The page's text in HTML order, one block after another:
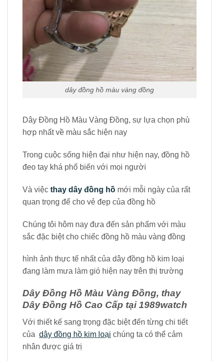
dây đồng hồ màu vàng đồng
Dây Đồng Hồ Màu Vàng Đồng, sự lựa chọn phù
hợp nhất về màu sắc hiện nay
Trong cuộc sống hiện đại như hiện nay, đồng hồ
đeo tay khá phổ biến với mọi người
Và việc thay dây đồng hồ mới mỗi ngày của rất
quan trọng để cho vẻ đẹp của đồng hồ
Chúng tôi hôm nay đưa đến sản phẩm với màu
sắc đặc biệt cho chiếc đồng hồ màu vàng đồng
hình ảnh thực tế nhất của dây đồng hồ kim loại
đang làm mưa làm gió hiện nay trên thị trường
Dây Đồng Hồ Màu Vàng Đồng, thay
Dây Đồng Hồ Cao Cấp tại 1989watch
Với thiết kế sang trọng đặc biệt đến từng chi tiết
của dây đồng hồ kim loại chúng ta có thể cảm
nhân được giá trị